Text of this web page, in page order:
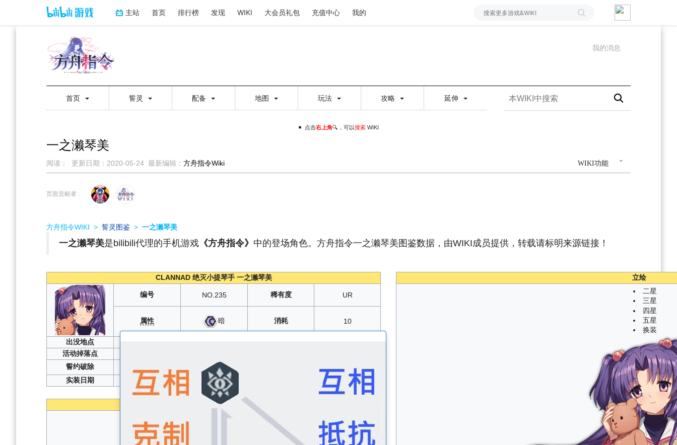
主站 首页 排行榜 发现 WIKI 大会员礼包 充值中心 我的
我的消息
首页 誓灵 配备 地图 玩法 攻略 延伸
点击右上角🔍，可以搜索WIKI
一之濑琴美
WIKI功能
阅读： 更新日期： 2020-05-24 最新编辑： 方舟指令Wiki
到
到
页面贡献者 :
方舟指令WIKI > 誓灵图鉴 > 一之濑琴美
一之濑琴美是bilibili代理的手机游戏 《方舟指令》 中的登场角色。方舟指令一之濑琴美图鉴数据，由WIKI成员提供，转载请标明来源链接！
CLANNAD 绝灭小提琴手 一之濑琴美
编号 NO.235 稀有度 UR
属性 暗 消耗 10
出没地点
活动掉落点
誓约破除
20
实装日期
2019年11月28日
性能
生命
A
立绘
二星
三星
四星
五星
换装